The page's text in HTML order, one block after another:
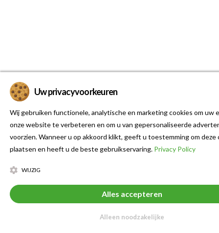
Uw privacyvoorkeuren
Wij gebruiken functionele, analytische en marketing cookies om uw
onze website te verbeteren en om u van gepersonaliseerde
voorzien. Wanneer u op akkoord klikt, geeft u toestemming om deze
plaatsen en heeft u de beste gebruikservaring. Privacy Policy
WIJZIG
Alles accepteren
Alleen noodzakelijke